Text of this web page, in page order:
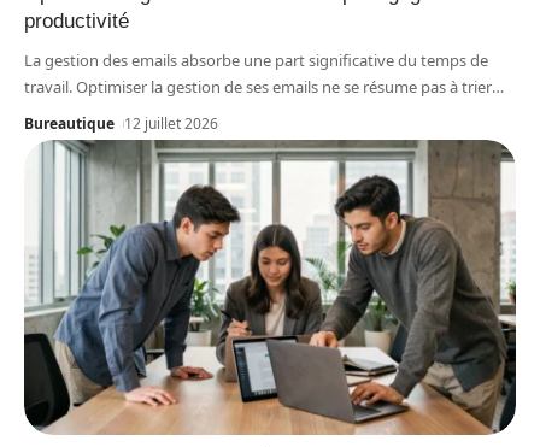
productivité
La gestion des emails absorbe une part significative du temps de
travail. Optimiser la gestion de ses emails ne se résume pas à trier…
Bureautique 12 juillet 2026